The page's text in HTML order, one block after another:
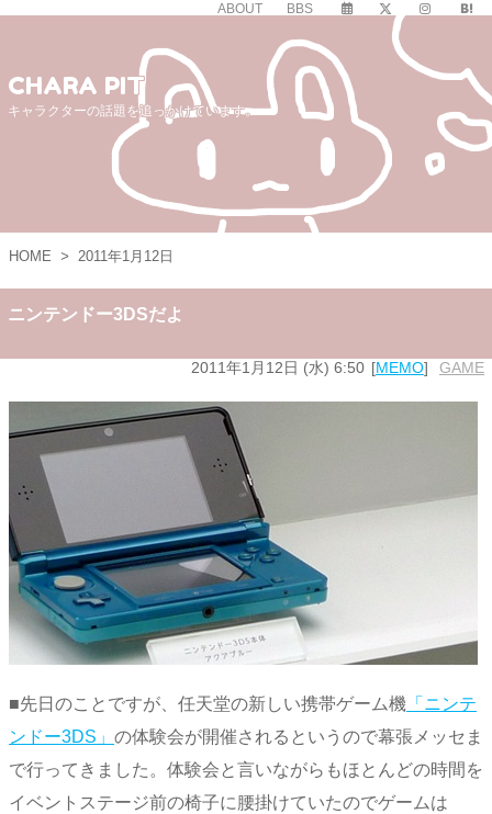
ABOUT BBS
CHARA PIT
キャラクターの話題を追っかけています。
HOME > 2011年1月12日
ニンテンドー3DSだよ
2011年1月12日 (水) 6:50 MEMO GAME
■先日のことですが、任天堂の新しい携帯ゲーム機 「ニンテ
ンドー3DS」 の体験会が開催されるというので幕張メッセま
で行ってきました。体験会と言いながらもほとんどの時間を
イベントステージ前の椅子に腰掛けていたのでゲームは